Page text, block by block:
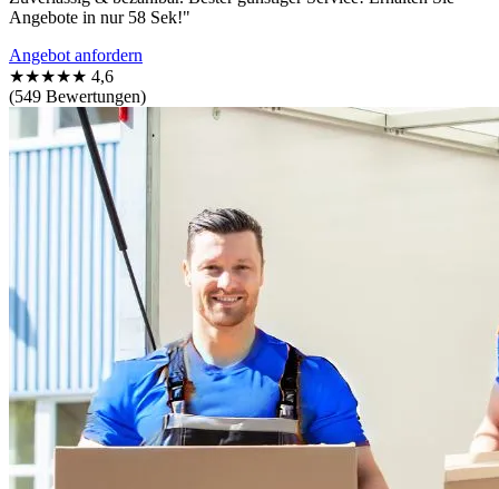
Angebote in nur 58 Sek!"
Angebot anfordern
★★★★★ 4,6
(549 Bewertungen)